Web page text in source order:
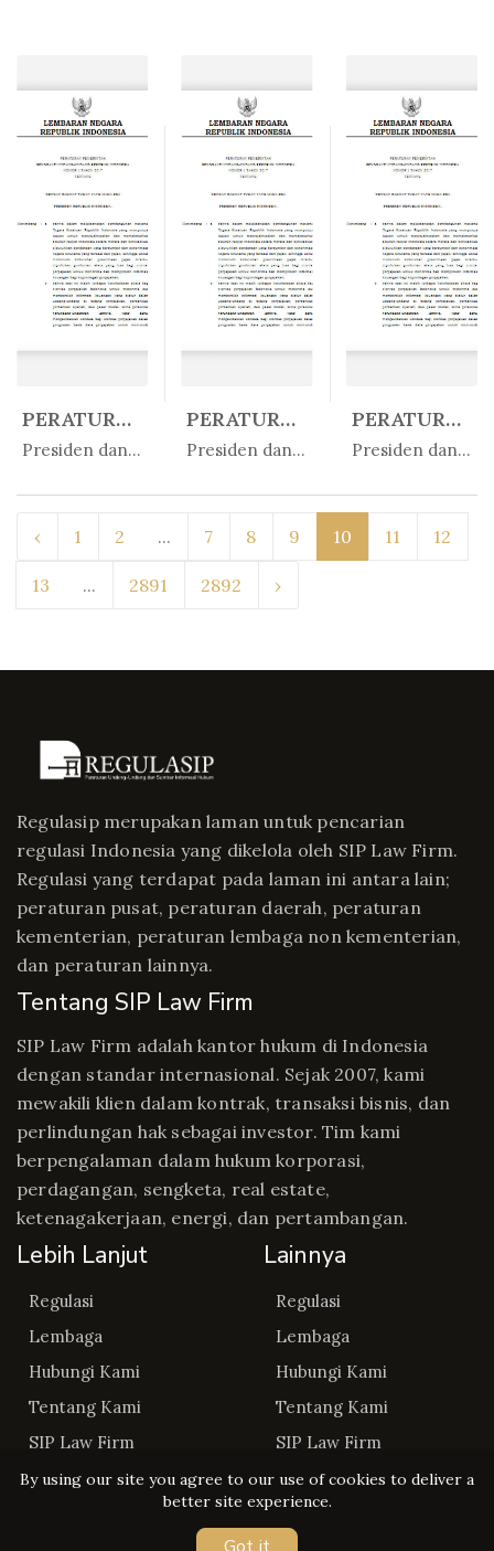
PERATURAN PEMERINTAH REPUBLIK IN...
Presiden dan Wakil Presiden
In
PERATURAN PEMERINTAH REPUBLIK IN...
Presiden dan Wakil Presiden
In
PERATURAN PEMERINTAH REPUBLIK IN...
Presiden dan Wakil Presiden
In
‹ 1 2 ... 7 8 9 10 11 12
13 ... 2891 2892 ›
Regulasip merupakan laman untuk pencarian
regulasi Indonesia yang dikelola oleh SIP Law Firm.
Regulasi yang terdapat pada laman ini antara lain;
peraturan pusat, peraturan daerah, peraturan
kementerian, peraturan lembaga non kementerian,
dan peraturan lainnya.
Tentang SIP Law Firm
SIP Law Firm adalah kantor hukum di Indonesia
dengan standar internasional. Sejak 2007, kami
mewakili klien dalam kontrak, transaksi bisnis, dan
perlindungan hak sebagai investor. Tim kami
berpengalaman dalam hukum korporasi,
perdagangan, sengketa, real estate,
ketenagakerjaan, energi, dan pertambangan.
Lebih Lanjut
Regulasi
Lembaga
Hubungi Kami
Tentang Kami
SIP Law Firm
Lainnya
Regulasi
Lembaga
Hubungi Kami
Tentang Kami
SIP Law Firm
By using our site you agree to our use of cookies to deliver a
better site experience.